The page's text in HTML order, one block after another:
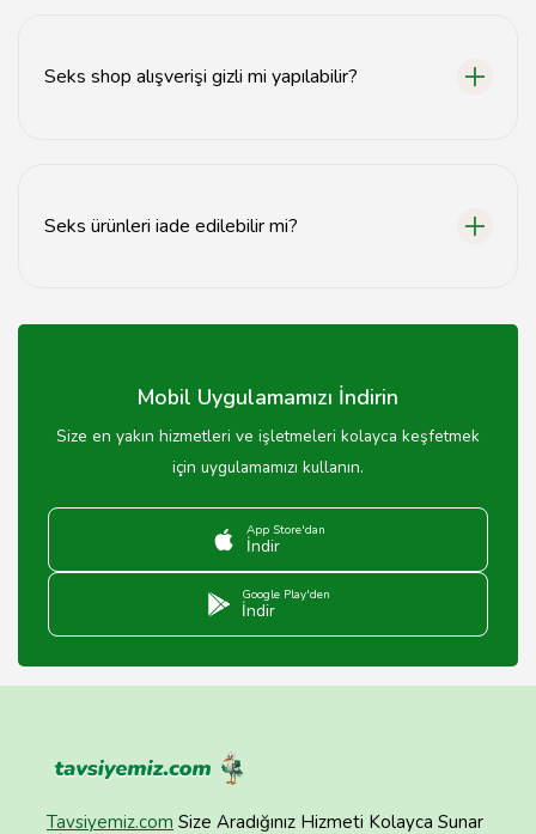
Seks shop alışverişi gizli mi yapılabilir?
Seks ürünleri iade edilebilir mi?
değişiklik gösterir, satın almadan önce kontrol
Mobil Uygulamamızı İndirin
Size en yakın hizmetleri ve işletmeleri kolayca keşfetmek
için uygulamamızı kullanın.
App Store'dan
İndir
Google Play'den
İndir
Tavsiyemiz.com Size Aradığınız Hizmeti Kolayca Sunar